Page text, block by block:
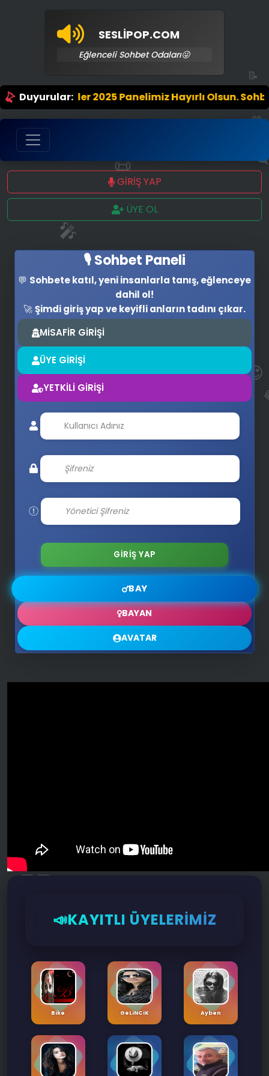
📶
🎤
🗨️
💜
😍
📝
🤷‍♂️
📜
SESLİPOP.COM
Eğlenceli Sohbet Odaları😜
Duyurular:Hayırlı Olsun. Sohbetin Tek
GİRİŞ YAP
ÜYE OL
🎙️ Sohbet Paneli
💬 Sohbete katıl, yeni insanlarla tanış, eğlenceye
dahil ol!
🚀Şimdi giriş yap ve keyifli anların tadını çıkar.
MİSAFİR GİRİŞİ
ÜYE GİRİŞİ
YETKİLİ GİRİŞİ
BAY
BAYAN
AVATAR
📣KAYITLI ÜYELERİMİZ
Bike GeLiNCiK Ayben